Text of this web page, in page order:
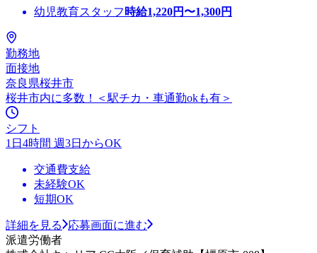
幼児教育スタッフ 時給1,220円〜1,300円
勤務地
面接地
奈良県桜井市
桜井市内に多数！＜駅チカ・車通勤okも有＞
シフト
1日4時間 週3日からOK
交通費支給
未経験OK
短期OK
詳細を見る
応募画面に進む
派遣労働者